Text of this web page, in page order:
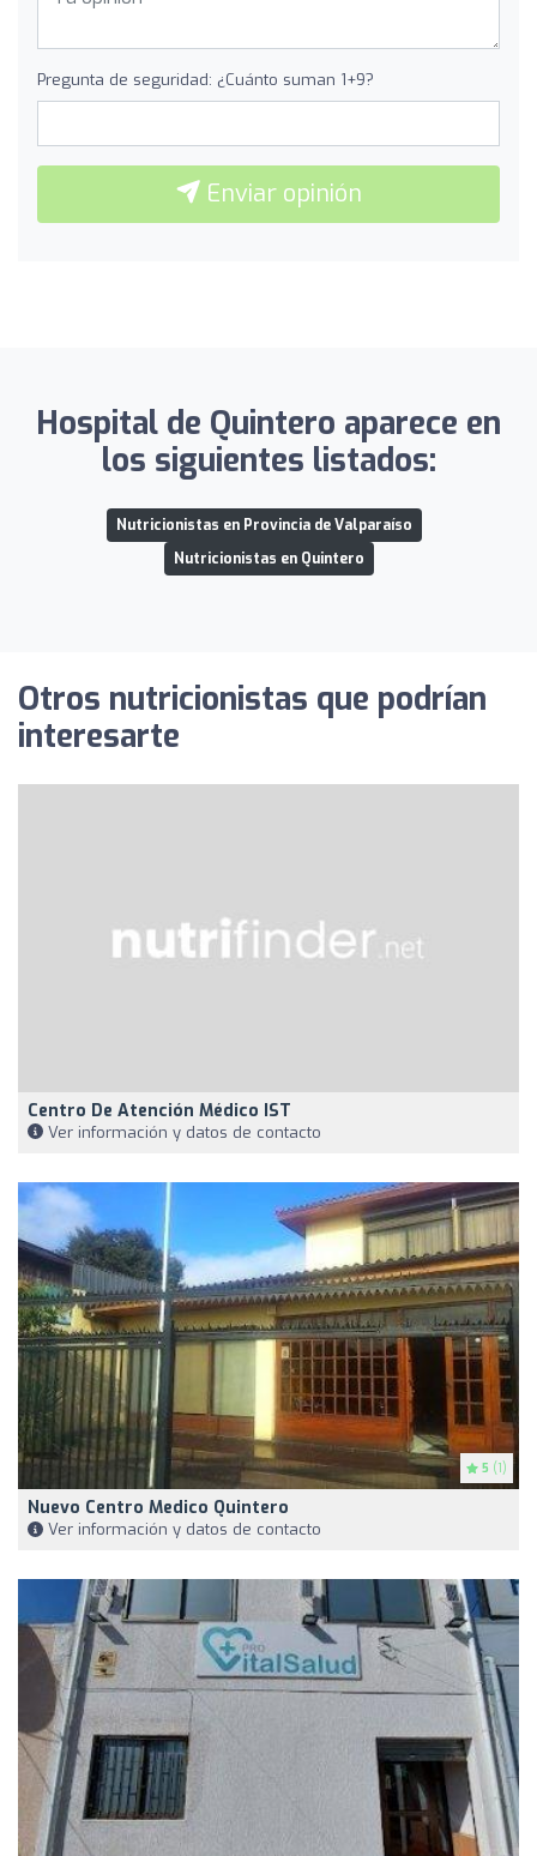
Pregunta de seguridad: ¿Cuánto suman 1+9?
Enviar opinión
Hospital de Quintero aparece en
los siguientes listados:
Nutricionistas en Provincia de Valparaíso
Nutricionistas en Quintero
Otros nutricionistas que podrían
interesarte
Centro De Atención Médico IST
Ver información y datos de contacto
5 (1)
Nuevo Centro Medico Quintero
Ver información y datos de contacto